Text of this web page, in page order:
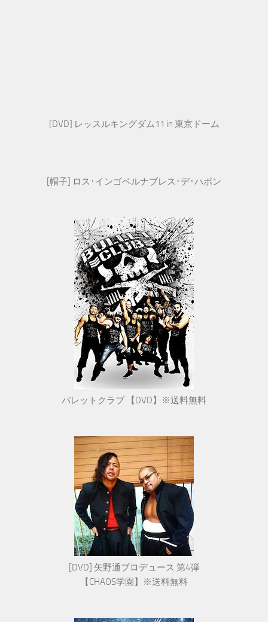
[DVD] レッスルキングダム11 in 東京ドーム
[帽子] ロス･インゴベルナブレス･デ･ハポン
バレットクラブ 【DVD】※送料無料
[DVD] 矢野通プロデュース 第4弾
【CHAOS学園】※送料無料